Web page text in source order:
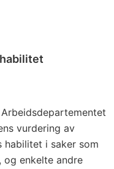
vurdering av
habilitet i saker som
og enkelte andre